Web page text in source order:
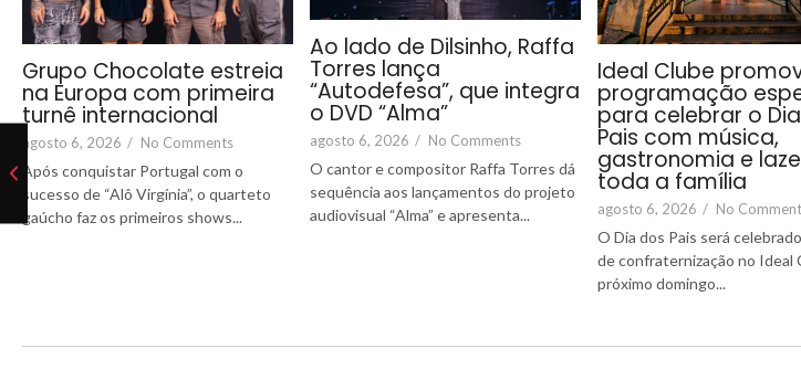
Grupo Chocolate estreia
na Europa com primeira
turnê internacional
agosto 6, 2026 / No Comments
Após conquistar Portugal com o
sucesso de “Alô Virgínia”, o quarteto
gaúcho faz os primeiros shows...
Ao lado de Dilsinho, Raffa
Torres lança
“Autodefesa”, que integra
o DVD “Alma”
agosto 6, 2026 / No Comments
O cantor e compositor Raffa Torres dá
sequência aos lançamentos do projeto
audiovisual “Alma” e apresenta...
Ideal Clube
programação
para celebrar o
Pais com música,
gastronomia e
toda a família
agosto 6, 2026 / No
O Dia dos Pais será
de confraternização no Ideal
próximo domingo...